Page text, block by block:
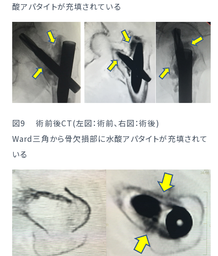
酸アパタイトが充填されている
図9 術前後CT(左図：術前、右図：術後)
Ward三角から骨欠損部に水酸アパタイトが充填されて
いる